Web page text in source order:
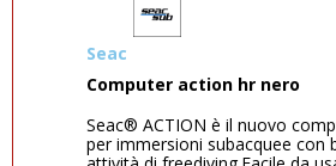
Seac
Computer action hr nero
Seac® ACTION è il nuovo
per immersioni subacquee con